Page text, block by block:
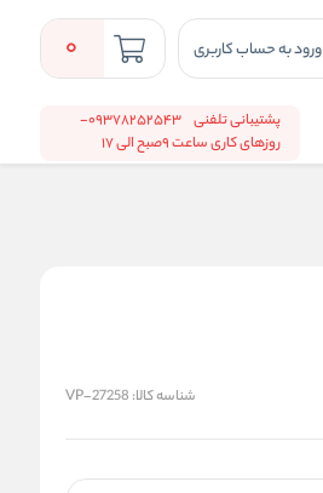
ورود به حساب کاربری 0
پشتیبانی تلفنی
09378252543-
روزهای کاری ساعت 9صبح الی 17
شناسه کالا: VP-27258